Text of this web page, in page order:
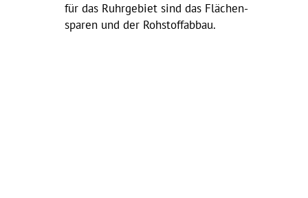
für das Ruhr­ge­biet sind das Flächen­
sparen und der Rohstoffabbau.